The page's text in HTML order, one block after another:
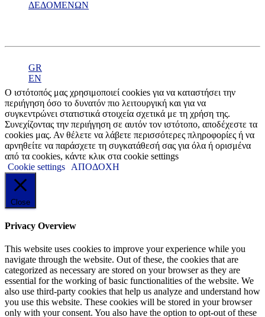
ΔΕΔΟΜΕΝΩΝ
GR
EN
Ο ιστότοπός μας χρησιμοποιεί cookies για να καταστήσει την
περιήγηση όσο το δυνατόν πιο λειτουργική και για να
συγκεντρώνει στατιστικά στοιχεία σχετικά με τη χρήση της.
Συνεχίζοντας την περιήγηση σε αυτόν τον ιστότοπο, αποδέχεστε τα
cookies μας. Αν θέλετε να λάβετε περισσότερες πληροφορίες ή να
αρνηθείτε να παράσχετε τη συγκατάθεσή σας για όλα ή ορισμένα
από τα cookies, κάντε κλικ στα cookie settings
Cookie settings
ΑΠΟΔΟΧΗ
Close
Privacy Overview
This website uses cookies to improve your experience while you
navigate through the website. Out of these, the cookies that are
categorized as necessary are stored on your browser as they are
essential for the working of basic functionalities of the website. We
also use third-party cookies that help us analyze and understand how
you use this website. These cookies will be stored in your browser
only with your consent. You also have the option to opt-out of these